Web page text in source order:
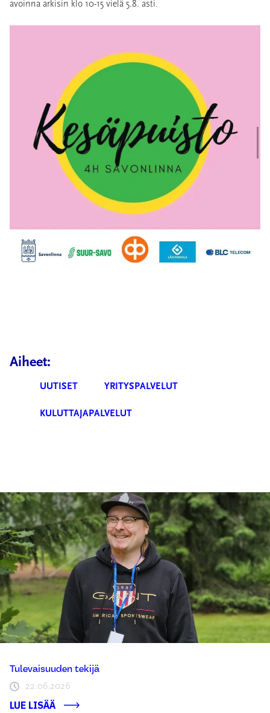
avoinna arkisin klo 10-15 vielä 5.8. asti.
Aiheet:
UUTISET YRITYSPALVELUT
KULUTTAJAPALVELUT
Tulevaisuuden tekijä
22.06.2026
LUE LISÄÄ